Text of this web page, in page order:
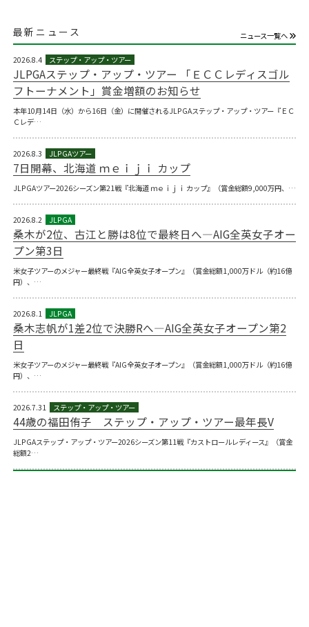
最新ニュース ニュース一覧へ
2026.8.4
JLPGAステップ・アップ・ツアー 「ＥＣＣレディスゴル
フトーナメント」賞金増額のお知らせ
本年10月14日（水）から16日（金）に開催されるJLPGAステップ・アップ・ツアー『ＥＣ
Ｃレデ…
2026.8.3
7日開幕、北海道 ｍｅｉｊｉ カップ
JLPGAツアー2026シーズン第21戦『北海道 ｍｅｉｊｉ カップ』（賞金総額9,000万円、…
2026.8.2
桑木が2位、古江と勝は8位で最終日へ―AIG全英女子オー
プン第3日
米女子ツアーのメジャー最終戦『AIG全英女子オープン』（賞金総額1,000万ドル（約16億
円）、…
2026.8.1
桑木志帆が1差2位で決勝Rへ―AIG全英女子オープン第2
日
米女子ツアーのメジャー最終戦『AIG全英女子オープン』（賞金総額1,000万ドル（約16億
円）、…
2026.7.31
44歳の福田侑子 ステップ・アップ・ツアー最年長V
JLPGAステップ・アップ・ツアー2026シーズン第11戦『カストロールレディース』（賞金
総額2…